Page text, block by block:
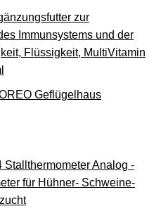
zur
Immunsystems und der
Flüssigkeit, MultiVitamin
Geflügelhaus
Stallthermometer Analog -
für Hühner- Schweine-